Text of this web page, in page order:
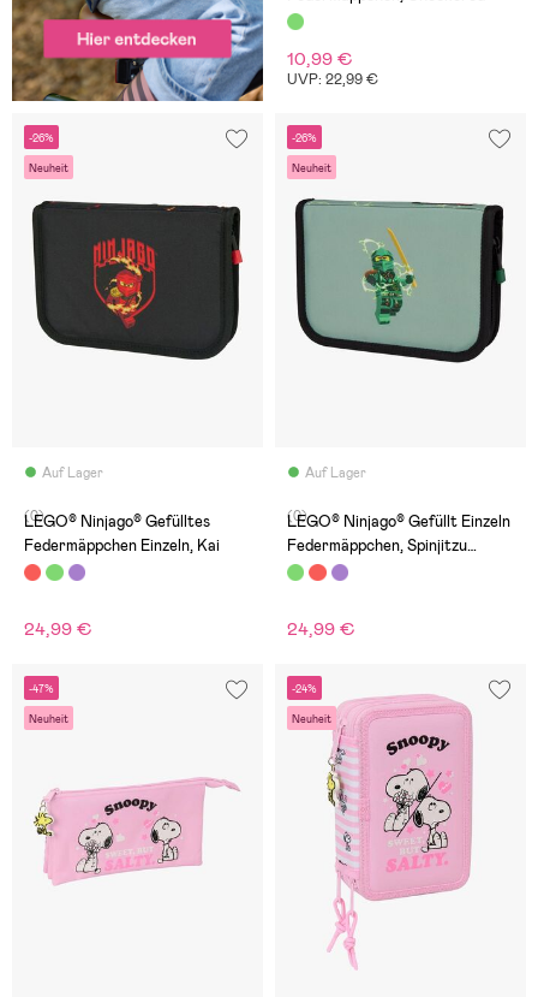
10,99 €
UVP: 22,99 €
-26%
Neuheit
Auf Lager
(0)
LEGO® Ninjago® Gefülltes
Federmäppchen Einzeln, Kai
24,99 €
-26%
Neuheit
Auf Lager
(0)
LEGO® Ninjago® Gefüllt Einzeln
Federmäppchen, Spinjitzu
Master
24,99 €
-47%
Neuheit
-24%
Neuheit